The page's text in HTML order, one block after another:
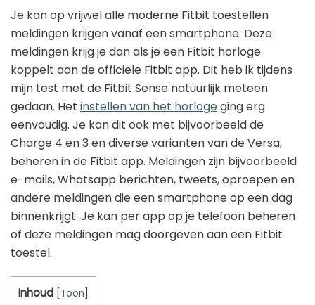
Samsung
Suunto
Wahoo
Withings
Xiaomi
Je kan op vrijwel alle moderne Fitbit toestellen
meldingen krijgen vanaf een smartphone. Deze
meldingen krijg je dan als je een Fitbit horloge
koppelt aan de officiële Fitbit app. Dit heb ik tijdens
mijn test met de Fitbit Sense natuurlijk meteen
gedaan. Het instellen van het horlogeging erg
eenvoudig. Je kan dit ook met bijvoorbeeld de
Charge 4 en 3 en diverse varianten van de Versa,
beheren in de Fitbit app. Meldingen zijn bijvoorbeeld
e-mails, Whatsapp berichten, tweets, oproepen en
andere meldingen die een smartphone op een dag
binnenkrijgt. Je kan per app op je telefoon beheren
of deze meldingen mag doorgeven aan een Fitbit
toestel.
Inhoud Toon